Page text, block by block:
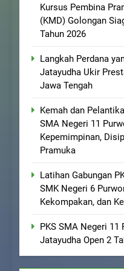
Kursus Pembina
(KMD) Golongan
Tahun 2026
Langkah Perdana
Jatayudha Ukir
Jawa Tengah
Kemah dan
SMA Negeri 11
Kepemimpinan,
Pramuka
Latihan Gabungan
SMK Negeri 6
Kekompakan, dan
PKS SMA Negeri 11
Jatayudha Open 2